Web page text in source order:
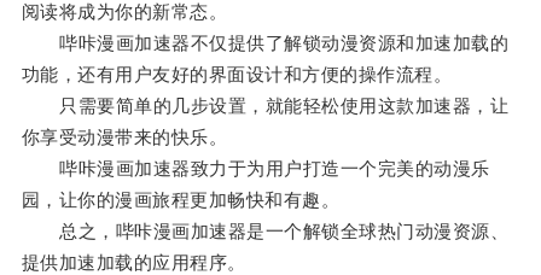
阅读将成为你的新常态。
哔咔漫画加速器不仅提供了解锁动漫资源和加速加载的
功能，还有用户友好的界面设计和方便的操作流程。
只需要简单的几步设置，就能轻松使用这款加速器，让
你享受动漫带来的快乐。
哔咔漫画加速器致力于为用户打造一个完美的动漫乐
园，让你的漫画旅程更加畅快和有趣。
总之，哔咔漫画加速器是一个解锁全球热门动漫资源、
提供加速加载的应用程序。